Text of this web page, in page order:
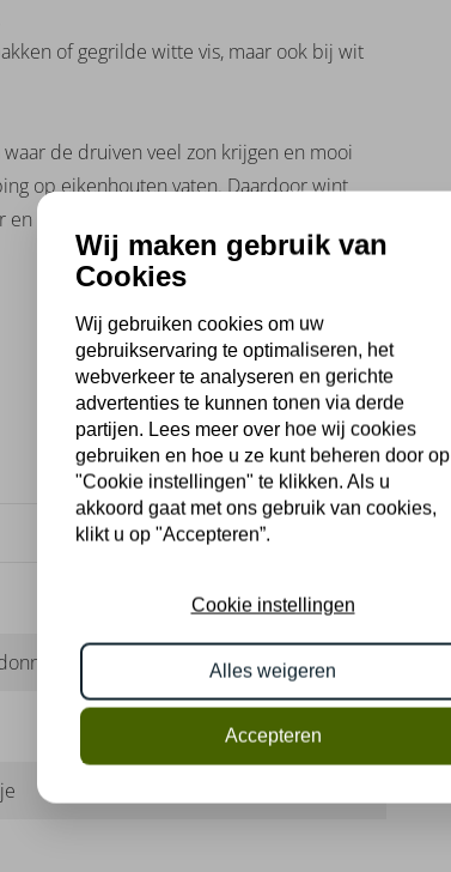
of gegrilde witte vis, maar ook bij wit
de druiven veel zon krijgen en mooi
op eikenhouten vaten. Daardoor wint
zachter karakter.
Wij maken gebruik van
Cookies
Wij gebruiken cookies om uw
gebruikservaring te optimaliseren, het
webverkeer te analyseren en gerichte
advertenties te kunnen tonen via derde
partijen. Lees meer over hoe wij cookies
gebruiken en hoe u ze kunt beheren door op
"Cookie instellingen" te klikken. Als u
akkoord gaat met ons gebruik van cookies,
klikt u op "Accepteren”.
Cookie instellingen
Alles weigeren
Accepteren